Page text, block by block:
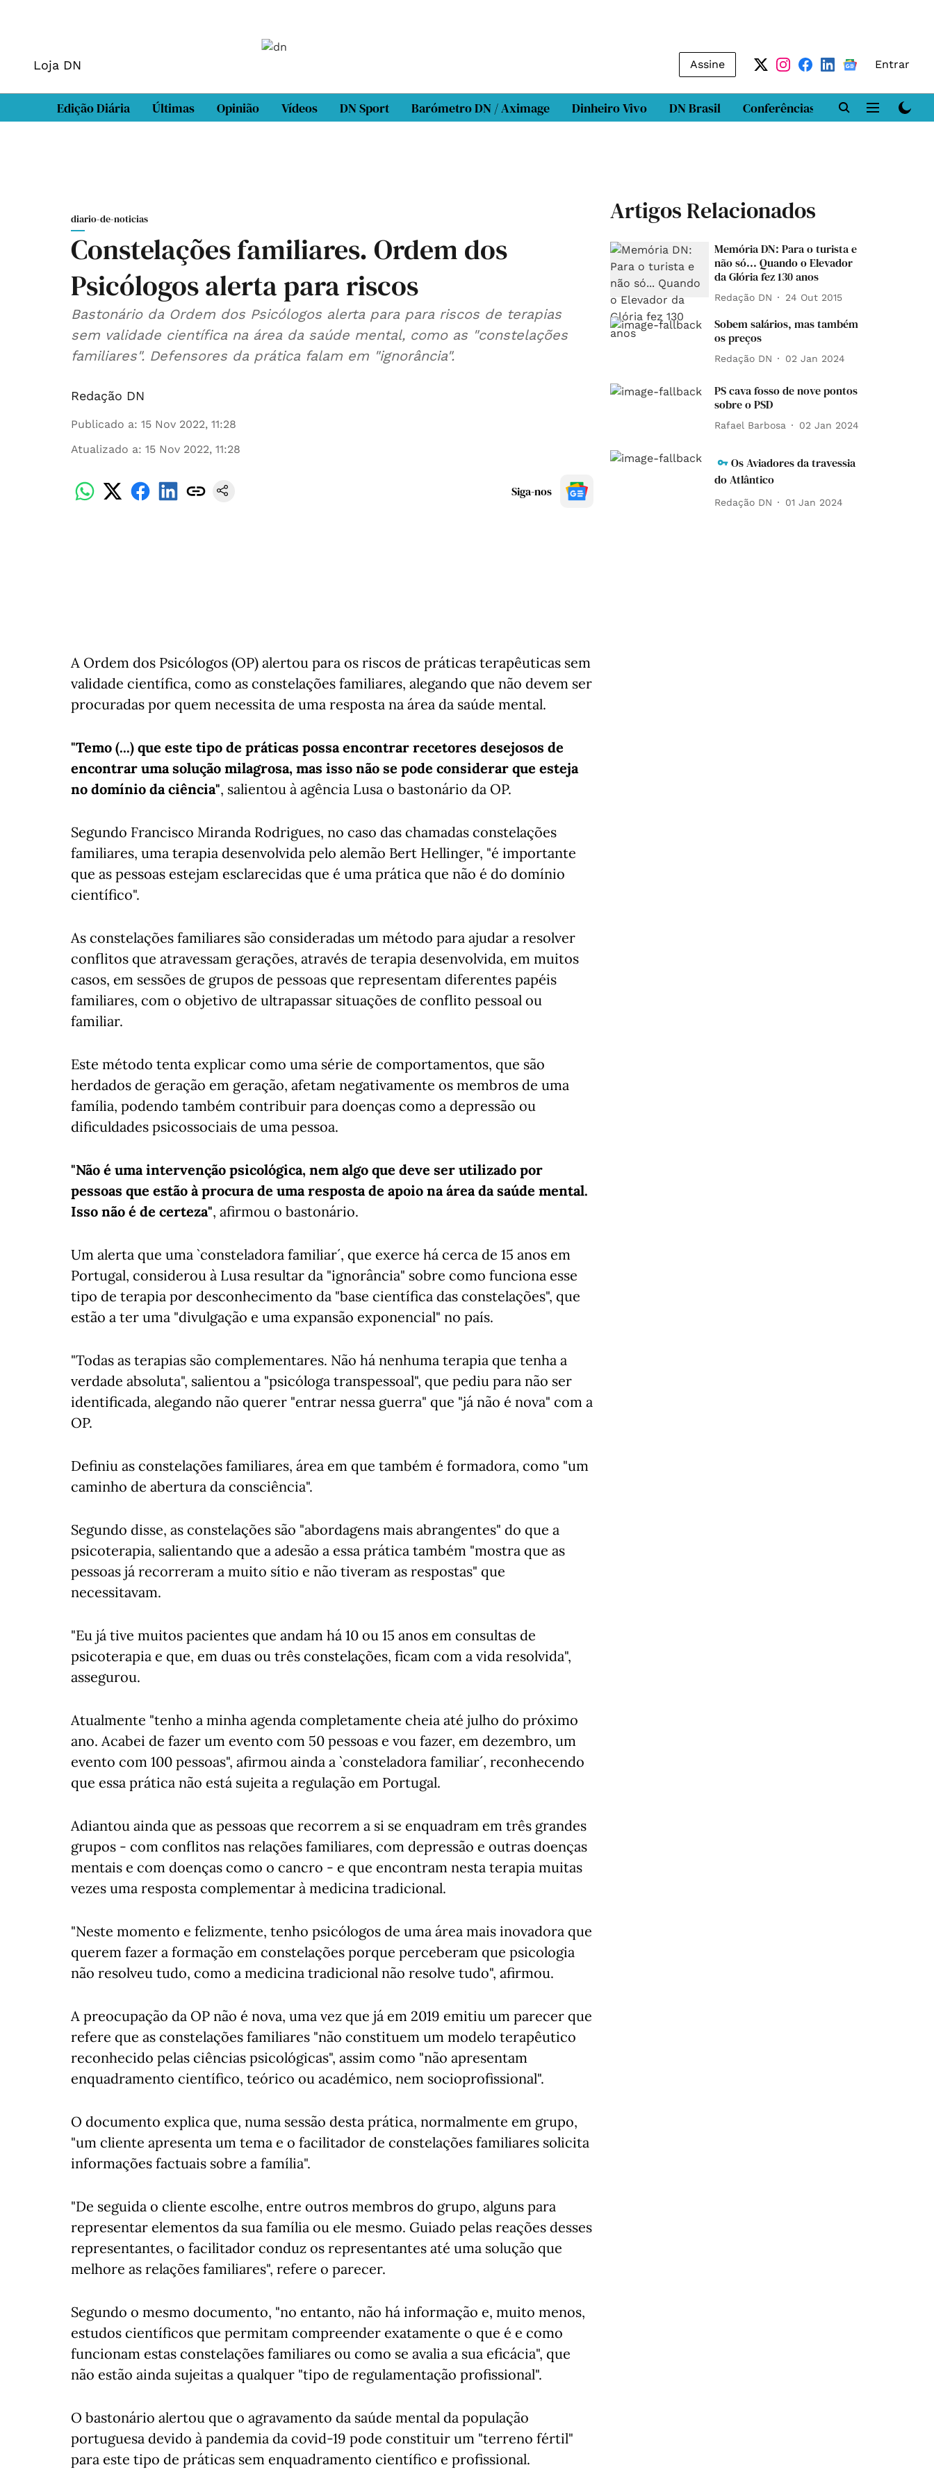
Loja DN Assine Entrar
Edição Diária Últimas Opinião Vídeos DN Sport Barómetro DN / Aximage Dinheiro Vivo DN Brasil Conferências DN LAB
diario-de-noticias
Constelações familiares. Ordem dos
Psicólogos alerta para riscos
Bastonário da Ordem dos Psicólogos alerta para para riscos de terapias
sem validade científica na área da saúde mental, como as "constelações
familiares". Defensores da prática falam em "ignorância".
Redação DN
Publicado a: 15 Nov 2022, 11:28
Atualizado a: 15 Nov 2022, 11:28
Siga-nos
A Ordem dos Psicólogos (OP) alertou para os riscos de práticas terapêuticas sem
validade científica, como as constelações familiares, alegando que não devem ser
procuradas por quem necessita de uma resposta na área da saúde mental.
"Temo (...) que este tipo de práticas possa encontrar recetores desejosos de
encontrar uma solução milagrosa, mas isso não se pode considerar que esteja
no domínio da ciência", salientou à agência Lusa o bastonário da OP.
Segundo Francisco Miranda Rodrigues, no caso das chamadas constelações
familiares, uma terapia desenvolvida pelo alemão Bert Hellinger, "é importante
que as pessoas estejam esclarecidas que é uma prática que não é do domínio
científico".
As constelações familiares são consideradas um método para ajudar a resolver
conflitos que atravessam gerações, através de terapia desenvolvida, em muitos
casos, em sessões de grupos de pessoas que representam diferentes papéis
familiares, com o objetivo de ultrapassar situações de conflito pessoal ou
familiar.
Este método tenta explicar como uma série de comportamentos, que são
herdados de geração em geração, afetam negativamente os membros de uma
família, podendo também contribuir para doenças como a depressão ou
dificuldades psicossociais de uma pessoa.
"Não é uma intervenção psicológica, nem algo que deve ser utilizado por
pessoas que estão à procura de uma resposta de apoio na área da saúde mental.
Isso não é de certeza", afirmou o bastonário.
Um alerta que uma `consteladora familiar´, que exerce há cerca de 15 anos em
Portugal, considerou à Lusa resultar da "ignorância" sobre como funciona esse
tipo de terapia por desconhecimento da "base científica das constelações", que
estão a ter uma "divulgação e uma expansão exponencial" no país.
"Todas as terapias são complementares. Não há nenhuma terapia que tenha a
verdade absoluta", salientou a "psicóloga transpessoal", que pediu para não ser
identificada, alegando não querer "entrar nessa guerra" que "já não é nova" com a
OP.
Definiu as constelações familiares, área em que também é formadora, como "um
caminho de abertura da consciência".
Segundo disse, as constelações são "abordagens mais abrangentes" do que a
psicoterapia, salientando que a adesão a essa prática também "mostra que as
pessoas já recorreram a muito sítio e não tiveram as respostas" que
necessitavam.
"Eu já tive muitos pacientes que andam há 10 ou 15 anos em consultas de
psicoterapia e que, em duas ou três constelações, ficam com a vida resolvida",
assegurou.
Atualmente "tenho a minha agenda completamente cheia até julho do próximo
ano. Acabei de fazer um evento com 50 pessoas e vou fazer, em dezembro, um
evento com 100 pessoas", afirmou ainda a `consteladora familiar´, reconhecendo
que essa prática não está sujeita a regulação em Portugal.
Adiantou ainda que as pessoas que recorrem a si se enquadram em três grandes
grupos - com conflitos nas relações familiares, com depressão e outras doenças
mentais e com doenças como o cancro - e que encontram nesta terapia muitas
vezes uma resposta complementar à medicina tradicional.
"Neste momento e felizmente, tenho psicólogos de uma área mais inovadora que
querem fazer a formação em constelações porque perceberam que psicologia
não resolveu tudo, como a medicina tradicional não resolve tudo", afirmou.
A preocupação da OP não é nova, uma vez que já em 2019 emitiu um parecer que
refere que as constelações familiares "não constituem um modelo terapêutico
reconhecido pelas ciências psicológicas", assim como "não apresentam
enquadramento científico, teórico ou académico, nem socioprofissional".
O documento explica que, numa sessão desta prática, normalmente em grupo,
"um cliente apresenta um tema e o facilitador de constelações familiares solicita
informações factuais sobre a família".
"De seguida o cliente escolhe, entre outros membros do grupo, alguns para
representar elementos da sua família ou ele mesmo. Guiado pelas reações desses
representantes, o facilitador conduz os representantes até uma solução que
melhore as relações familiares", refere o parecer.
Segundo o mesmo documento, "no entanto, não há informação e, muito menos,
estudos científicos que permitam compreender exatamente o que é e como
funcionam estas constelações familiares ou como se avalia a sua eficácia", que
não estão ainda sujeitas a qualquer "tipo de regulamentação profissional".
O bastonário alertou que o agravamento da saúde mental da população
portuguesa devido à pandemia da covid-19 pode constituir um "terreno fértil"
para este tipo de práticas sem enquadramento científico e profissional.
Artigos Relacionados
Memória DN: Para o turista e
não só... Quando o Elevador
da Glória fez 130 anos
Redação DN 24 Out 2015
Sobem salários, mas também
os preços
Redação DN 02 Jan 2024
PS cava fosso de nove pontos
sobre o PSD
Rafael Barbosa 02 Jan 2024
Os Aviadores da travessia
do Atlântico
Redação DN 01 Jan 2024